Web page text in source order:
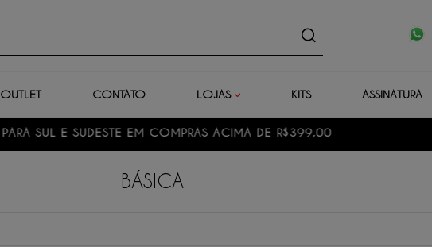
OUTLET CONTATO LOJAS KITS ASSINATURA
PRIMEIRA TROCA GRÁTIS CONSULTE O REGULAMENTO
BÁSICA